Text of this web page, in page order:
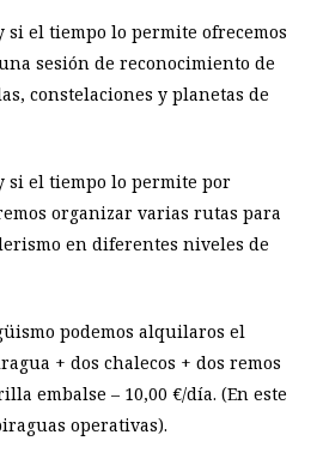
el tiempo lo permite ofrecemos
sesión de reconocimiento de
constelaciones y planetas de
si el tiempo lo permite por
organizar varias rutas para
en diferentes niveles de
podemos alquilaros el
+ dos chalecos + dos remos
embalse – 10,00 €/día. (En este
operativas).